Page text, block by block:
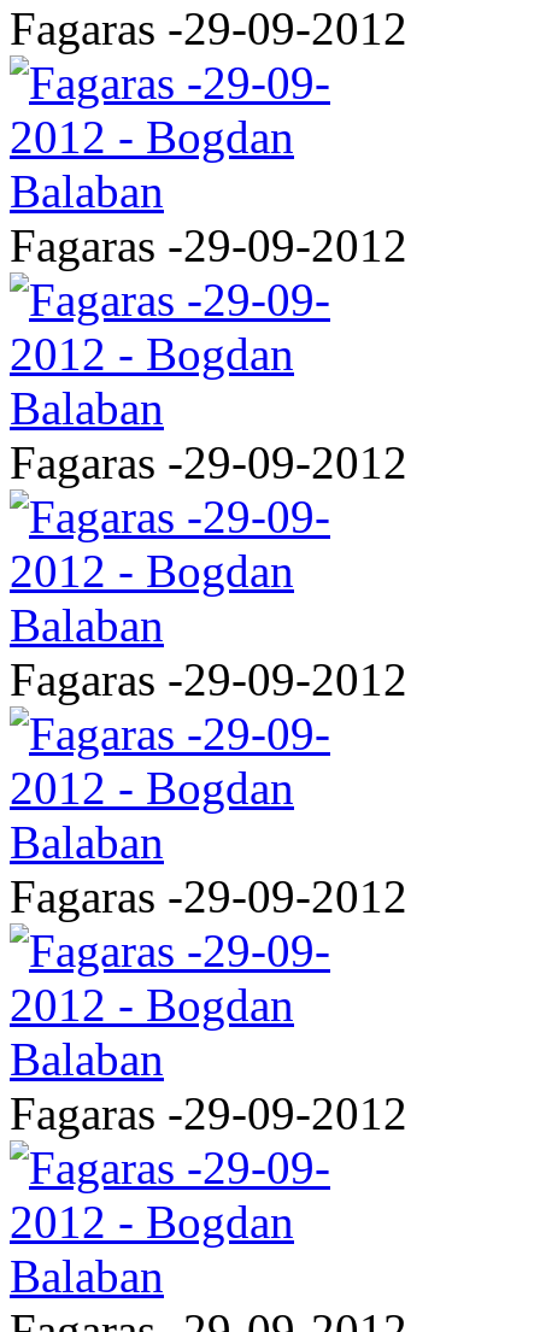
Fagaras -29-09-2012
Fagaras -29-09-2012
Fagaras -29-09-2012
Fagaras -29-09-2012
Fagaras -29-09-2012
Fagaras -29-09-2012